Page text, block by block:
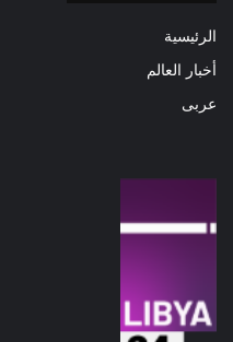
الرئيسية
أخبار العالم
عربى